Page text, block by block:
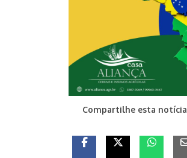
Compartilhe esta notícia